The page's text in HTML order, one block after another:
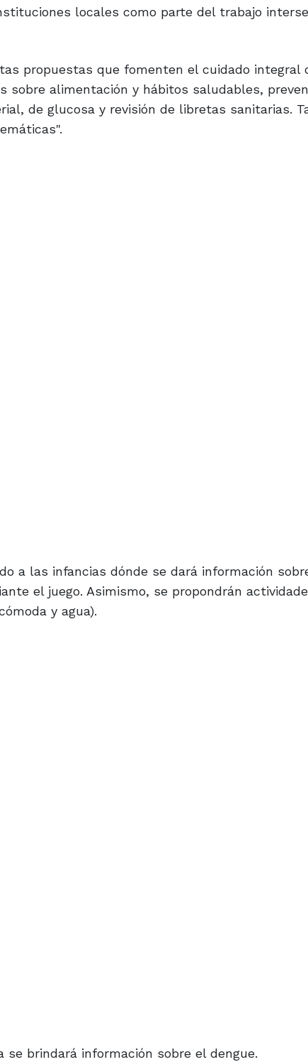
locales como parte del trabajo
propuestas que fomenten el cuidado integral
sobre alimentación y hábitos saludables,
de glucosa y revisión de libretas sanitarias.
a las infancias dónde se dará información
el juego. Asimismo, se propondrán
y agua).
brindará información sobre el dengue.